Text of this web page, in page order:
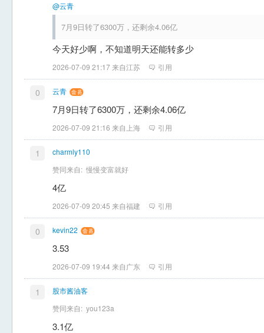
@云青
7月9日转了6300万，还剩余4.06亿
今天好少啊，不知道明天还能转多少
2026-07-09 21:17 来自江苏 引用
0 云青
7月9日转了6300万，还剩余4.06亿
2026-07-09 21:16 来自上海 引用
1
charmly110
赞同来自: 慢慢变富就好
4亿
2026-07-09 20:45 来自福建 引用
0 kevin22
3.53
2026-07-09 19:44 来自广东 引用
1
股市酱油客
赞同来自: you123a
3.1亿